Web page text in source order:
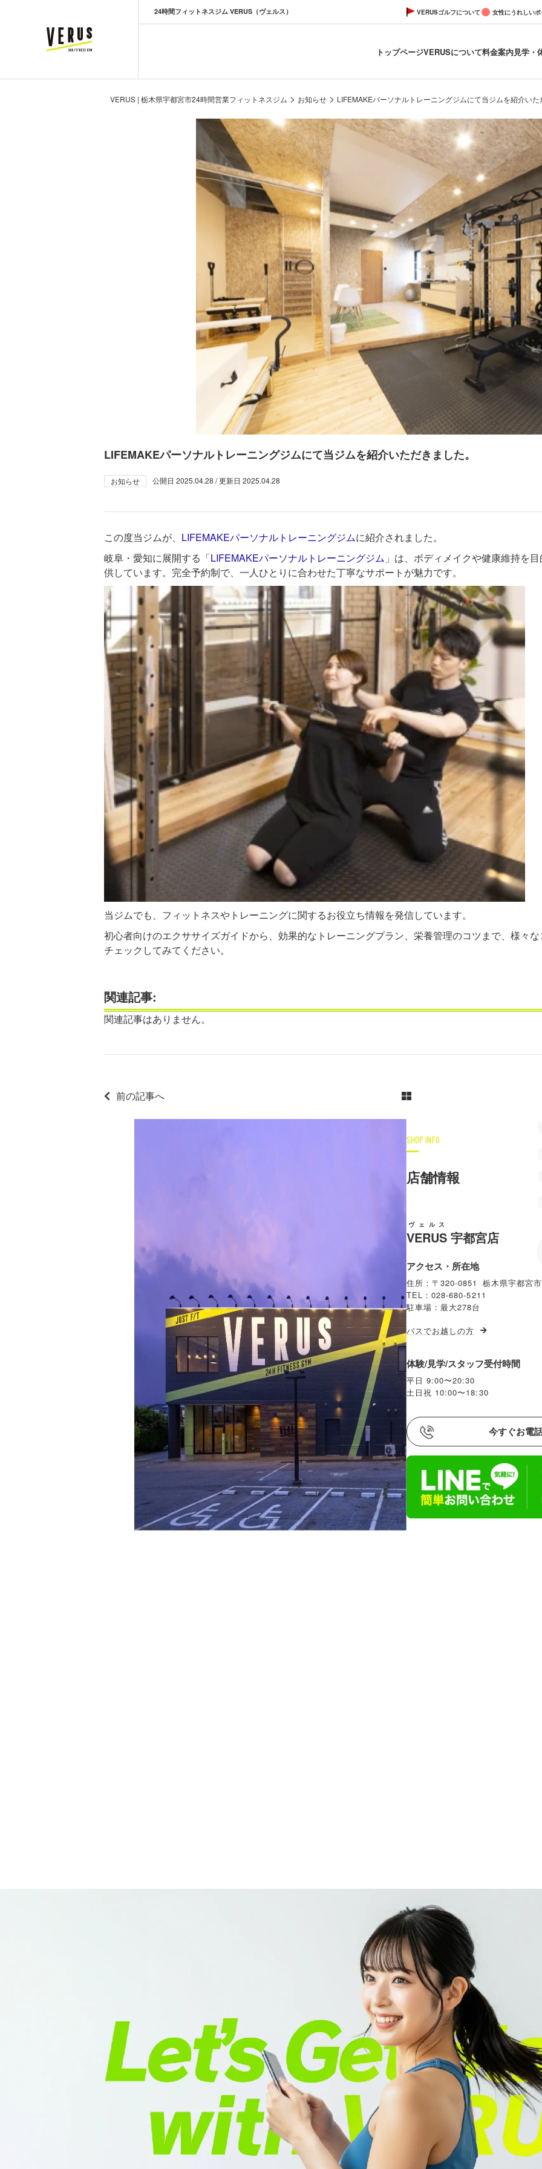
VERUS ヴェルス
24時間フィットネスジム VERUS（ヴェルス） VERUSゴルフについて 女性にうれしい
トップページVERUSについて料金案内見学・
VERUS | 栃木県宇都宮市24時間営業フィットネスジム > お知らせ > LIFEMAKEパーソナルトレーニングジムにて当ジムを紹介い
LIFEMAKEパーソナルトレーニングジムにて当ジムを紹介いただきました。
お知らせ 公開日 2025.04.28 / 更新日 2025.04.28
この度当ジムが、 LIFEMAKEパーソナルトレーニングジムに紹介されました。
岐阜・愛知に展開する「LIFEMAKEパーソナルトレーニングジム 」は、ボディメイクや健康維持を
供しています。完全予約制で、一人ひとりに合わせた丁寧なサポートが魅力です。
当ジムでも、フィットネスやトレーニングに関するお役立ち情報を発信しています。
初心者向けのエクササイズガイドから、効果的なトレーニングプラン、栄養管理のコツまで、様々
チェックしてみてください。
関連記事:
関連記事はありません。
前の記事へ
SHOP INFO
店舗情報
VERUS
ヴェルス
宇都宮店
アクセス・所在地
住所：〒320-0851 栃木県宇都宮
TEL：028-680-5211
駐車場：最大278台
バスでお越しの方
体験/見学/スタッフ受付時間
平日 9:00〜20:30
土日祝 10:00〜18:30
今すぐお電